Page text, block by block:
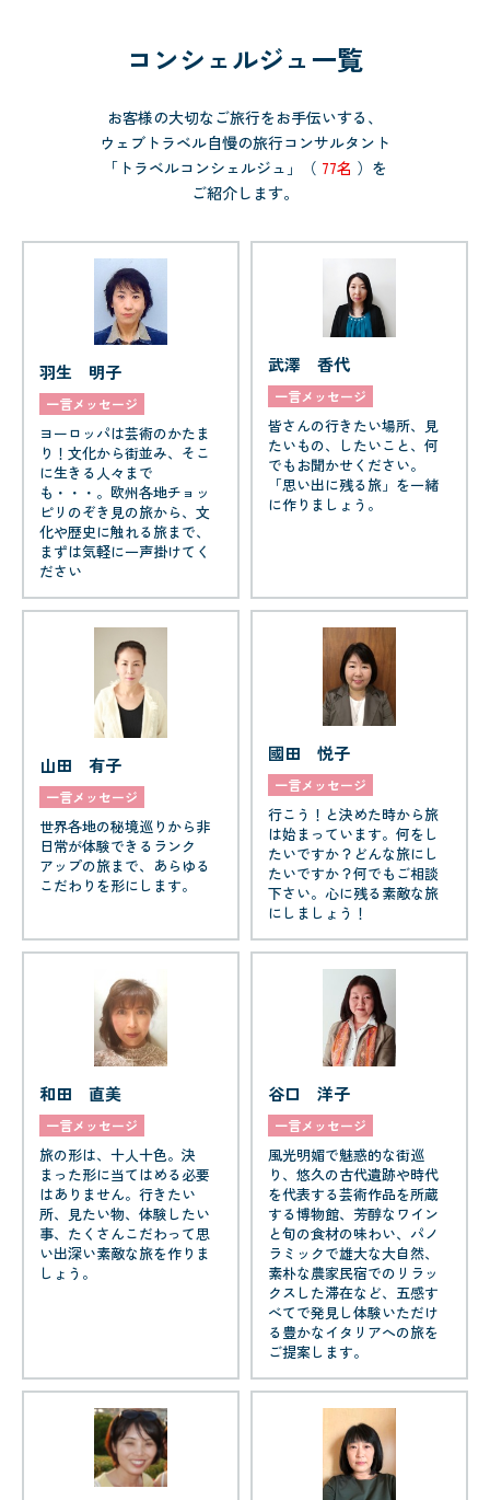
コンシェルジュ一覧
お客様の大切なご旅行をお手伝いする、
ウェブトラベル自慢の旅行コンサルタント
「トラベルコンシェルジュ」（ 77名 ）を
ご紹介します。
羽生 明子
一言メッセージ
ヨーロッパは芸術のかたま
り！文化から街並み、そこ
に生きる人々まで
も・・・。欧州各地チョッ
ピリのぞき見の旅から、文
化や歴史に触れる旅まで、
まずは気軽に一声掛けてく
ださい
武澤 香代
一言メッセージ
皆さんの行きたい場所、見
たいもの、したいこと、何
でもお聞かせください。
「思い出に残る旅」を一緒
に作りましょう。
山田 有子
一言メッセージ
世界各地の秘境巡りから非
日常が体験できるランク
アップの旅まで、あらゆる
こだわりを形にします。
國田 悦子
一言メッセージ
行こう！と決めた時から旅
は始まっています。何をし
たいですか？どんな旅にし
たいですか？何でもご相談
下さい。心に残る素敵な旅
にしましょう！
和田 直美
一言メッセージ
旅の形は、十人十色。決
まった形に当てはめる必要
はありません。行きたい
所、見たい物、体験したい
事、たくさんこだわって思
い出深い素敵な旅を作りま
しょう。
谷口 洋子
一言メッセージ
風光明媚で魅惑的な街巡
り、悠久の古代遺跡や時代
を代表する芸術作品を所蔵
する博物館、芳醇なワイン
と旬の食材の味わい、パノ
ラミックで雄大な大自然、
素朴な農家民宿でのリラッ
クスした滞在など、五感す
べてで発見し体験いただけ
る豊かなイタリアへの旅を
ご提案します。